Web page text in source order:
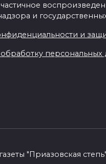
и
и
обработку
"Приазовская степь"